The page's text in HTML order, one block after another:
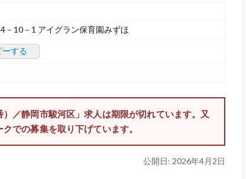
－10－1 アイグラン保育園みずほ
ーする
／静岡市駿河区」求人は期限が切れています。又
での募集を取り下げています。
公開日: 2026年4月2日